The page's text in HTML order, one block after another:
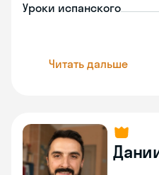
Уроки испанского
Читать дальше